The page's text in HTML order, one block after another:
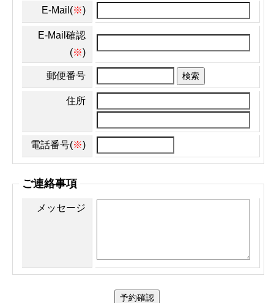
E-Mail(※)
E-Mail確認
(※)
郵便番号 検索
住所
電話番号(※)
ご連絡事項
メッセージ
予約確認